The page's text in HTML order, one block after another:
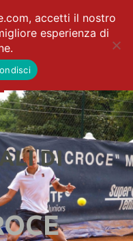
DI
accetti il nostro
esperienza di